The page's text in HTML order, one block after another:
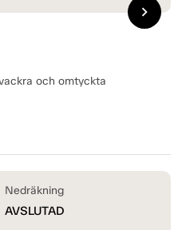
och omtyckta
chevron_right
Nedräkning
AVSLUTAD